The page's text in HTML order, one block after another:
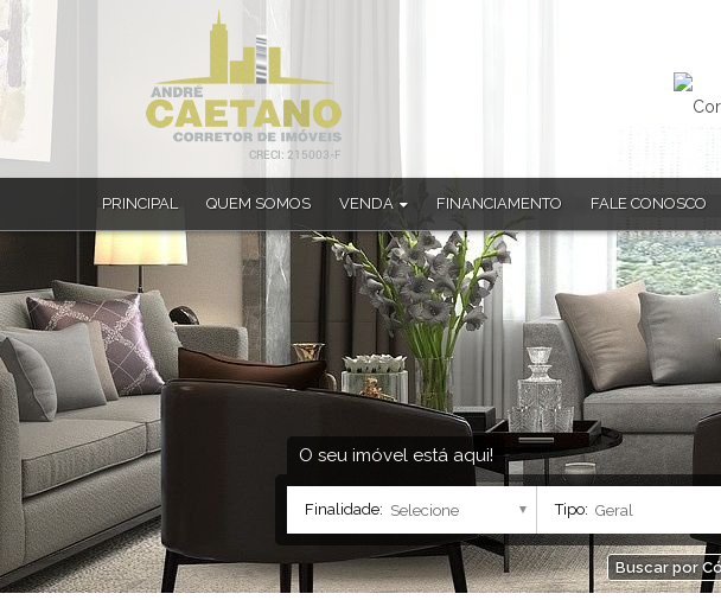
PRINCIPAL QUEM SOMOS VENDA
Apartamento (33)
Apartamento Alto Padrão (1)
Apartamento Duplex (4)
Casa (182)
Casa Alto Padrão (22)
Casa em Condomínio (4)
Sobrado (10)
Sobrado em Condomínio (1)
FINANCIAMENTO FALE CONOSCO
O seu imóvel está aqui!
Finalidade: Tipo:
Buscar por